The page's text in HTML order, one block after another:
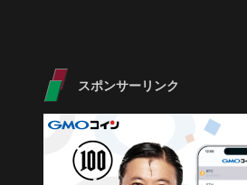
スポンサーリンク